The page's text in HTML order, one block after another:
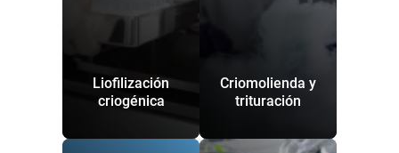
Liofilización
criogénica
Criomolienda y
trituración